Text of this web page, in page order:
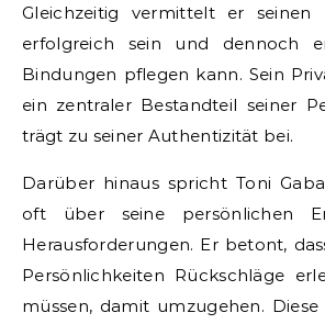
Gleichzeitig vermittelt er seinen
erfolgreich sein und dennoch
Bindungen pflegen kann. Sein
ein zentraler Bestandteil seiner
trägt zu seiner Authentizität bei.
Darüber hinaus spricht Toni
oft über seine persönlichen
Herausforderungen. Er betont,
Persönlichkeiten Rückschläge
müssen, damit umzugehen.